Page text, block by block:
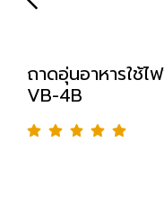
ถาดอุ่นอาหารใช้
VB-4B